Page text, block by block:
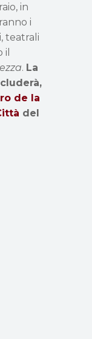
in
i
teatrali
il
. La
de la
del